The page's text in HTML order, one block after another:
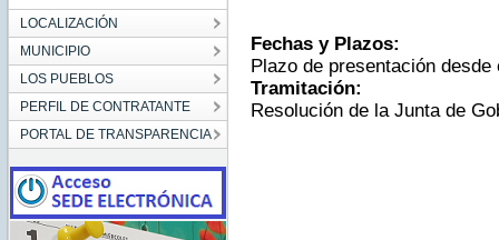
LOCALIZACIÓN
MUNICIPIO
LOS PUEBLOS
PERFIL DE CONTRATANTE
PORTAL DE TRANSPARENCIA
Fechas y Plazos:
Plazo de presentación
Tramitación:
Resolución de la Junta de